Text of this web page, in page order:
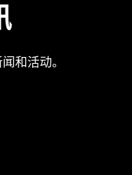
和活动。